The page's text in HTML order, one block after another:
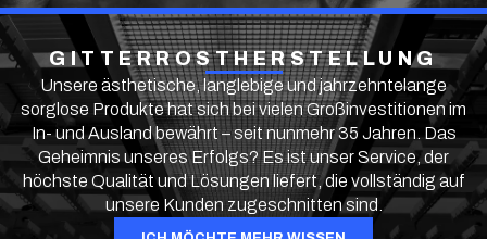
GITTERROSTHERSTELLUNG
Unsere ästhetische, langlebige und jahrzehntelange
sorglose Produkte hat sich bei vielen Großinvestitionen im
In- und Ausland bewährt – seit nunmehr 35 Jahren. Das
Geheimnis unseres Erfolgs? Es ist unser Service, der
höchste Qualität und Lösungen liefert, die vollständig auf
unsere Kunden zugeschnitten sind.